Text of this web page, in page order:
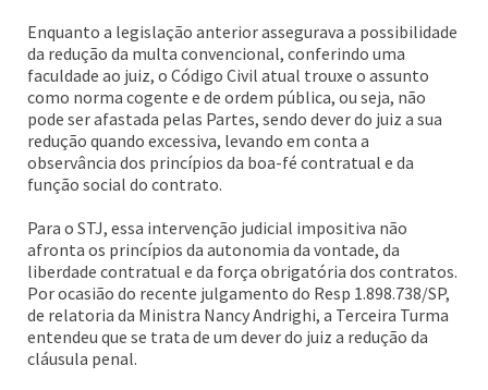
Enquanto a legislação anterior assegurava a possibilidade
da redução da multa convencional, conferindo uma
faculdade ao juiz, o Código Civil atual trouxe o assunto
como norma cogente e de ordem pública, ou seja, não
pode ser afastada pelas Partes, sendo dever do juiz a sua
redução quando excessiva, levando em conta a
observância dos princípios da boa-fé contratual e da
função social do contrato.
Para o STJ, essa intervenção judicial impositiva não
afronta os princípios da autonomia da vontade, da
liberdade contratual e da força obrigatória dos contratos.
Por ocasião do recente julgamento do Resp 1.898.738/SP,
de relatoria da Ministra Nancy Andrighi, a Terceira Turma
entendeu que se trata de um dever do juiz a redução da
cláusula penal.